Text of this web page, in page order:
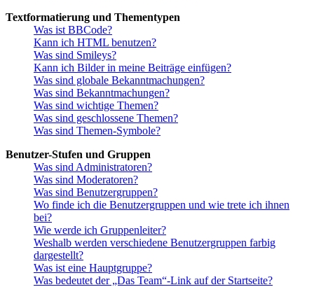
Textformatierung und Thementypen
Was ist BBCode?
Kann ich HTML benutzen?
Was sind Smileys?
Kann ich Bilder in meine Beiträge einfügen?
Was sind globale Bekanntmachungen?
Was sind Bekanntmachungen?
Was sind wichtige Themen?
Was sind geschlossene Themen?
Was sind Themen-Symbole?
Benutzer-Stufen und Gruppen
Was sind Administratoren?
Was sind Moderatoren?
Was sind Benutzergruppen?
Wo finde ich die Benutzergruppen und wie trete ich ihnen
bei?
Wie werde ich Gruppenleiter?
Weshalb werden verschiedene Benutzergruppen farbig
dargestellt?
Was ist eine Hauptgruppe?
Was bedeutet der „Das Team“-Link auf der Startseite?